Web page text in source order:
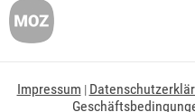
Impressum |